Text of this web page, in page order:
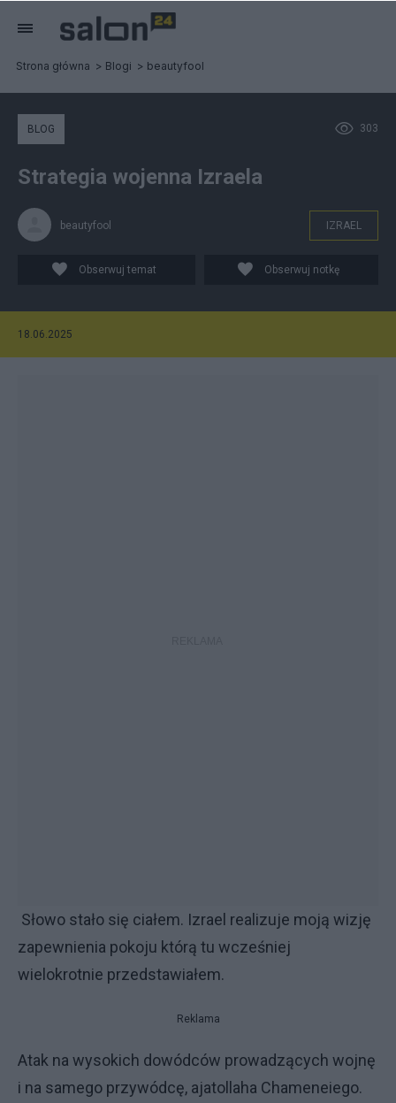
Strona główna Blogi beautyfool
303
BLOG
Strategia wojenna Izraela
beautyfool IZRAEL
Obserwuj temat Obserwuj notkę
18.06.2025
Słowo stało się ciałem. Izrael realizuje moją wizję
zapewnienia pokoju którą tu wcześniej
wielokrotnie przedstawiałem.
Reklama
Atak na wysokich dowódców prowadzących wojnę
i na samego przywódcę, ajatollaha Chameneiego.